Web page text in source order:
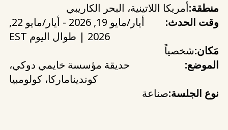
منطقة:أمريكا اللاتينية، البحر الكاريبي
وقت الحدث:
أيار/مايو 19, 2026 - أيار/مايو 22,
2026 | طوال اليوم EST
مَكان:شخصياً
الموضع:
حديقة مؤسسة خايمي دوكي،
كونديناماركا، كولومبيا
نوع الجلسة:صناعة